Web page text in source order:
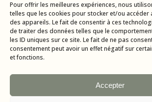
Pour offrir les meilleures expériences, nous
telles que les cookies pour stocker et/ou accéder
des appareils. Le fait de consentir à ces
de traiter des données telles que le
les ID uniques sur ce site. Le fait de ne pas
consentement peut avoir un effet négatif sur
et fonctions.
Accepter
LinkedIn
Facebook